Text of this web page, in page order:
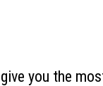
you the